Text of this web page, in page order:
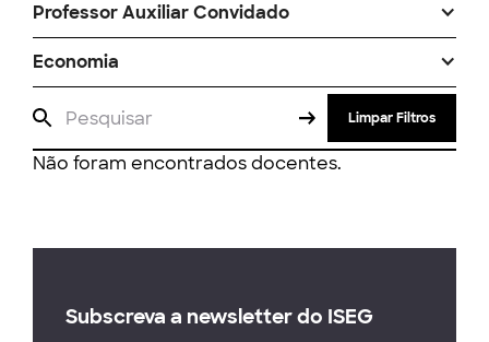
Professor Auxiliar Convidado
Economia
Limpar Filtros
Não foram encontrados docentes.
Subscreva a newsletter do ISEG